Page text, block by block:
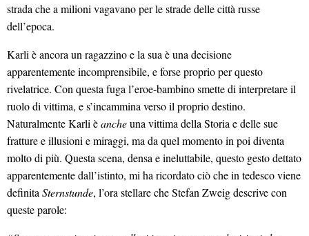
strada che a milioni vagavano per le strade delle città russe
dell’epoca.
Karli è ancora un ragazzino e la sua è una decisione
apparentemente incomprensibile, e forse proprio per questo
rivelatrice. Con questa fuga l’eroe-bambino smette di interpretare il
ruolo di vittima, e s’incammina verso il proprio destino.
Naturalmente Karli èancheuna vittima della Storia e delle sue
fratture e illusioni e miraggi, ma da quel momento in poi diventa
molto di più. Questa scena, densa e ineluttabile, questo gesto dettato
apparentemente dall’istinto, mi ha ricordato ciò che in tedesco viene
definita Sternstunde, l’ora stellare che Stefan Zweig descrive con
queste parole: